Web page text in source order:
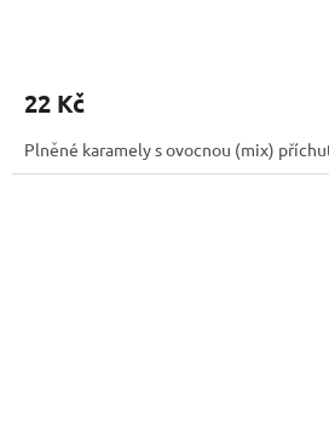
22 Kč
Plněné karamely s ovocnou (mix)